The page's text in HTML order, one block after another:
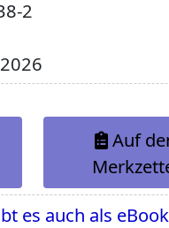
2
Auf den
es auch als